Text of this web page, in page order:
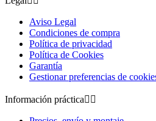
Aviso Legal
Condiciones de compra
Política de privacidad
Política de Cookies
Garantía
Gestionar preferencias de
Información práctica 